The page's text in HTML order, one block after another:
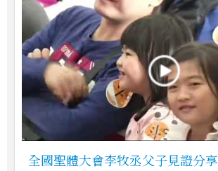
全國聖體大會李牧丞父子見證分享